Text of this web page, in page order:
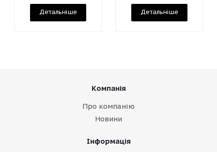
Детальніше Детальніше
Компанія
Про компанію
Новини
Інформація